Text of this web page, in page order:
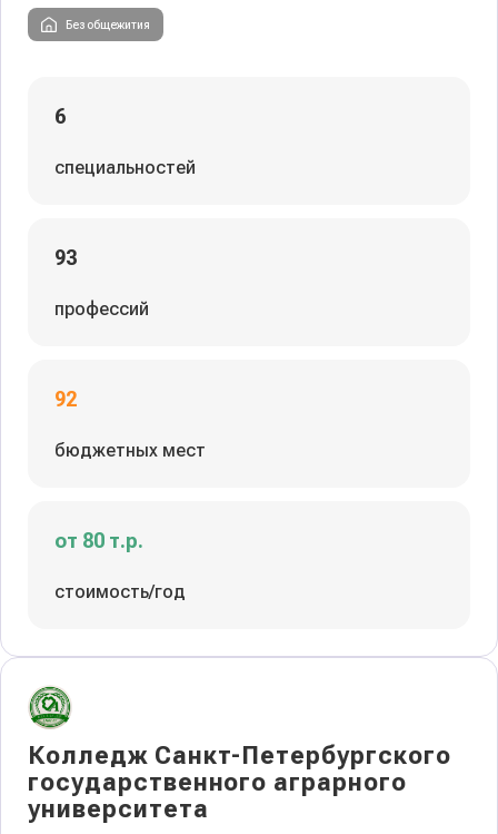
Без общежития
6
специальностей
93
профессий
92
бюджетных мест
от 80 т.р.
стоимость/год
Колледж Санкт-Петербургского
государственного аграрного
университета